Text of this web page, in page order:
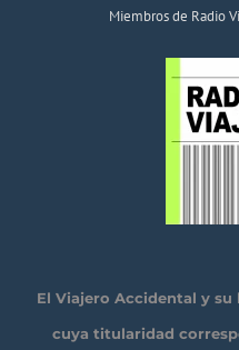
Miembros de Radio
El Viajero Accidental y
cuya titularidad